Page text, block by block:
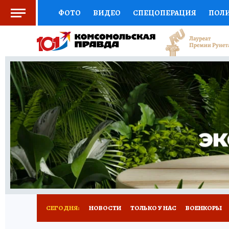
ФОТО ВИДЕО СПЕЦОПЕРАЦИЯ
СОЦПОДДЕРЖКА НАУКА СПОРТ
ВЫБОР ЭКСПЕРТОВ ДОКТОР
КНИЖНАЯ ПОЛКА ПРОГНОЗЫ НА СПОРТ
ПРЕСС-ЦЕНТР НЕДВИЖИМОСТЬ
РАДИО КП РЕКЛАМА ТЕСТЫ НОВОЕ
СЕГОДНЯ: НОВОСТИ ТОЛЬКО У НАС ВОЕНКОРЫ